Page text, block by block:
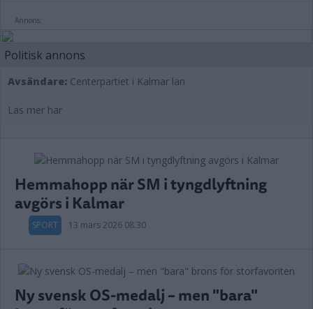
Annons:
Politisk annons
Avsändare: Centerpartiet i Kalmar län
Läs mer här
Hemmahopp när SM i tyngdlyftning
avgörs i Kalmar
SPORT 13 mars 2026 08.30
Ny svensk OS-medalj – men "bara"